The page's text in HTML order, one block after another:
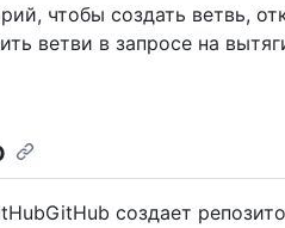
чтобы создать ветвь,
ветви в запросе на
создает